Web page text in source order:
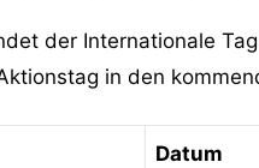
der Internationale
in den
Datum